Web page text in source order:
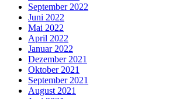
September 2022
Juni 2022
Mai 2022
April 2022
Januar 2022
Dezember 2021
Oktober 2021
September 2021
August 2021